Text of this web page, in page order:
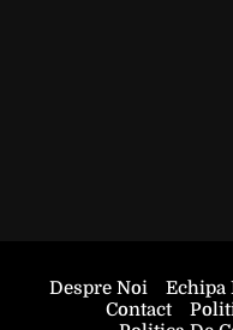
Despre Noi Echipa
Contact